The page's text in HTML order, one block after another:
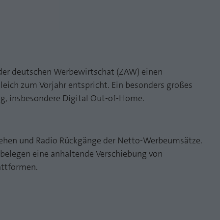
deutschen Werbewirtschat (ZAW) einen
zum Vorjahr entspricht. Ein besonders großes
insbesondere Digital Out-of-Home.
und Radio Rückgänge der Netto-Werbeumsätze.
eine anhaltende Verschiebung von